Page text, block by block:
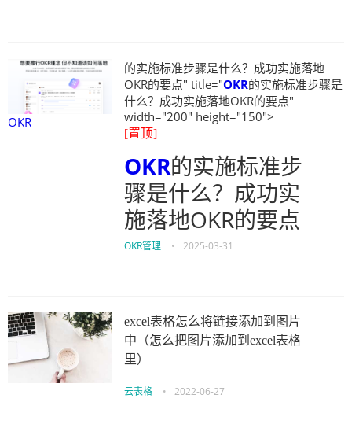
OKR
的实施标准步骤是什么？成功实施落地
OKR的要点" title="OKR的实施标准步骤是
什么？成功实施落地OKR的要点"
width="200" height="150">
[置顶]
OKR的实施标准步
骤是什么？成功实
施落地OKR的要点
OKR管理 • 2025-03-31
excel表格怎么将链接添加到图片
中（怎么把图片添加到excel表格
里）
云表格 • 2022-06-27